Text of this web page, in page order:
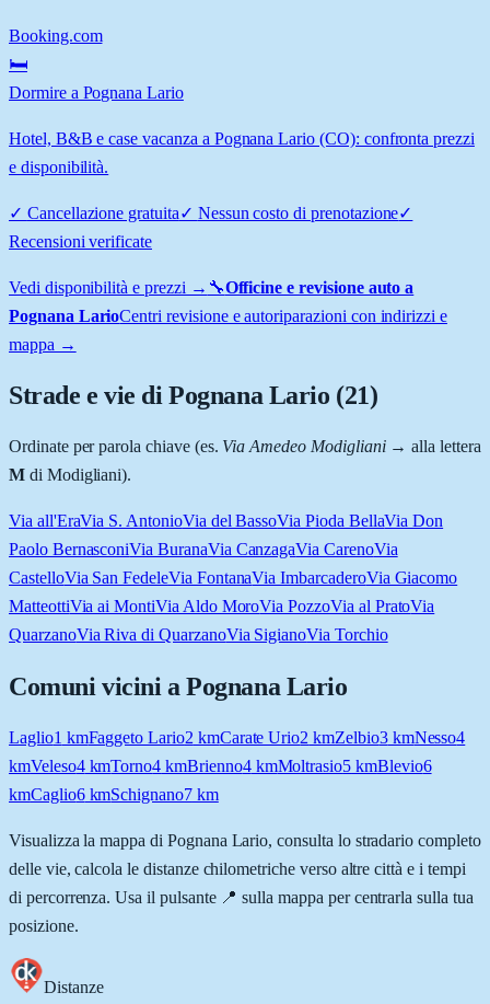
Booking.com
🛏️
Dormire a Pognana Lario
Hotel, B&B e case vacanza a Pognana Lario (CO): confronta prezzi
e disponibilità.
✓ Cancellazione gratuita✓ Nessun costo di prenotazione✓
Recensioni verificate
Vedi disponibilità e prezzi → 🔧Officine e revisione auto a
Pognana LarioCentri revisione e autoriparazioni con indirizzi e
mappa →
Strade e vie diPognana Lario (21)
Ordinate per parola chiave (es. Via Amedeo Modigliani→ alla lettera
Mdi Modigliani).
Via all'EraVia S. AntonioVia del BassoVia Pioda BellaVia Don
Paolo BernasconiVia BuranaVia CanzagaVia CarenoVia
CastelloVia San FedeleVia FontanaVia ImbarcaderoVia Giacomo
MatteottiVia ai MontiVia Aldo MoroVia PozzoVia al PratoVia
QuarzanoVia Riva di QuarzanoVia SigianoVia Torchio
Comuni vicini aPognana Lario
Laglio1 kmFaggeto Lario2 kmCarate Urio2 kmZelbio3kmNesso4
kmVeleso4kmTorno4 kmBrienno4kmMoltrasio5 kmBlevio6
kmCaglio6kmSchignano7km
Visualizza la mappa di Pognana Lario, consulta lo stradario completo
delle vie, calcola le distanze chilometriche verso altre città e i tempi
di percorrenza. Usa il pulsante 📍 sulla mappa per centrarla sulla tua
posizione.
Distanze